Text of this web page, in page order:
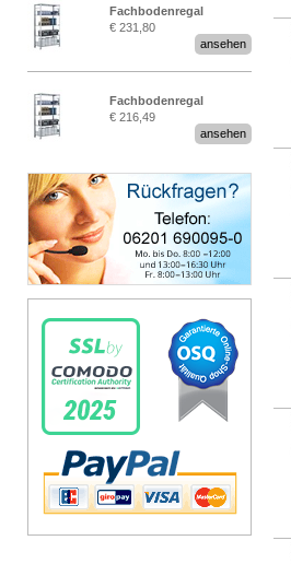
Fachbodenregal
Stecksystem MultiPlus
€ 231,80
ansehen
Fachbodenregal
Stecksystem MultiPlus
€ 216,49
ansehen